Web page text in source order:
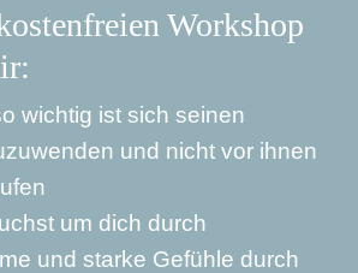
Workshop
wichtig ist sich seinen
und nicht vor ihnen
um dich durch
und starke Gefühle durch